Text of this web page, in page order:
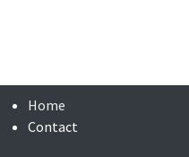
Home
Contact